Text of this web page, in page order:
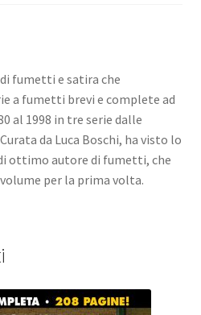
fumetti e satira che
a fumetti brevi e complete ad
al 1998 in tre serie dalle
da Luca Boschi, ha visto lo
ottimo autore di fumetti, che
per la prima volta.